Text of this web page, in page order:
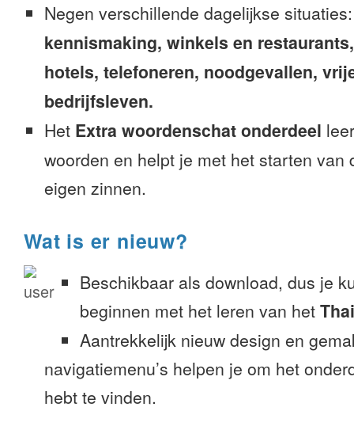
Negen verschillende dagelijkse
kennismaking, winkels en
hotels, telefoneren, noodgevallen,
bedrijfsleven.
Het Extra woordenschat onderdeel
woorden en helpt je met het starten van
eigen zinnen.
Wat is er nieuw?
Beschikbaar als download, dus je
beginnen met het leren van het Thai
Aantrekkelijk nieuw design en
navigatiemenu’s helpen je om het
hebt te vinden.